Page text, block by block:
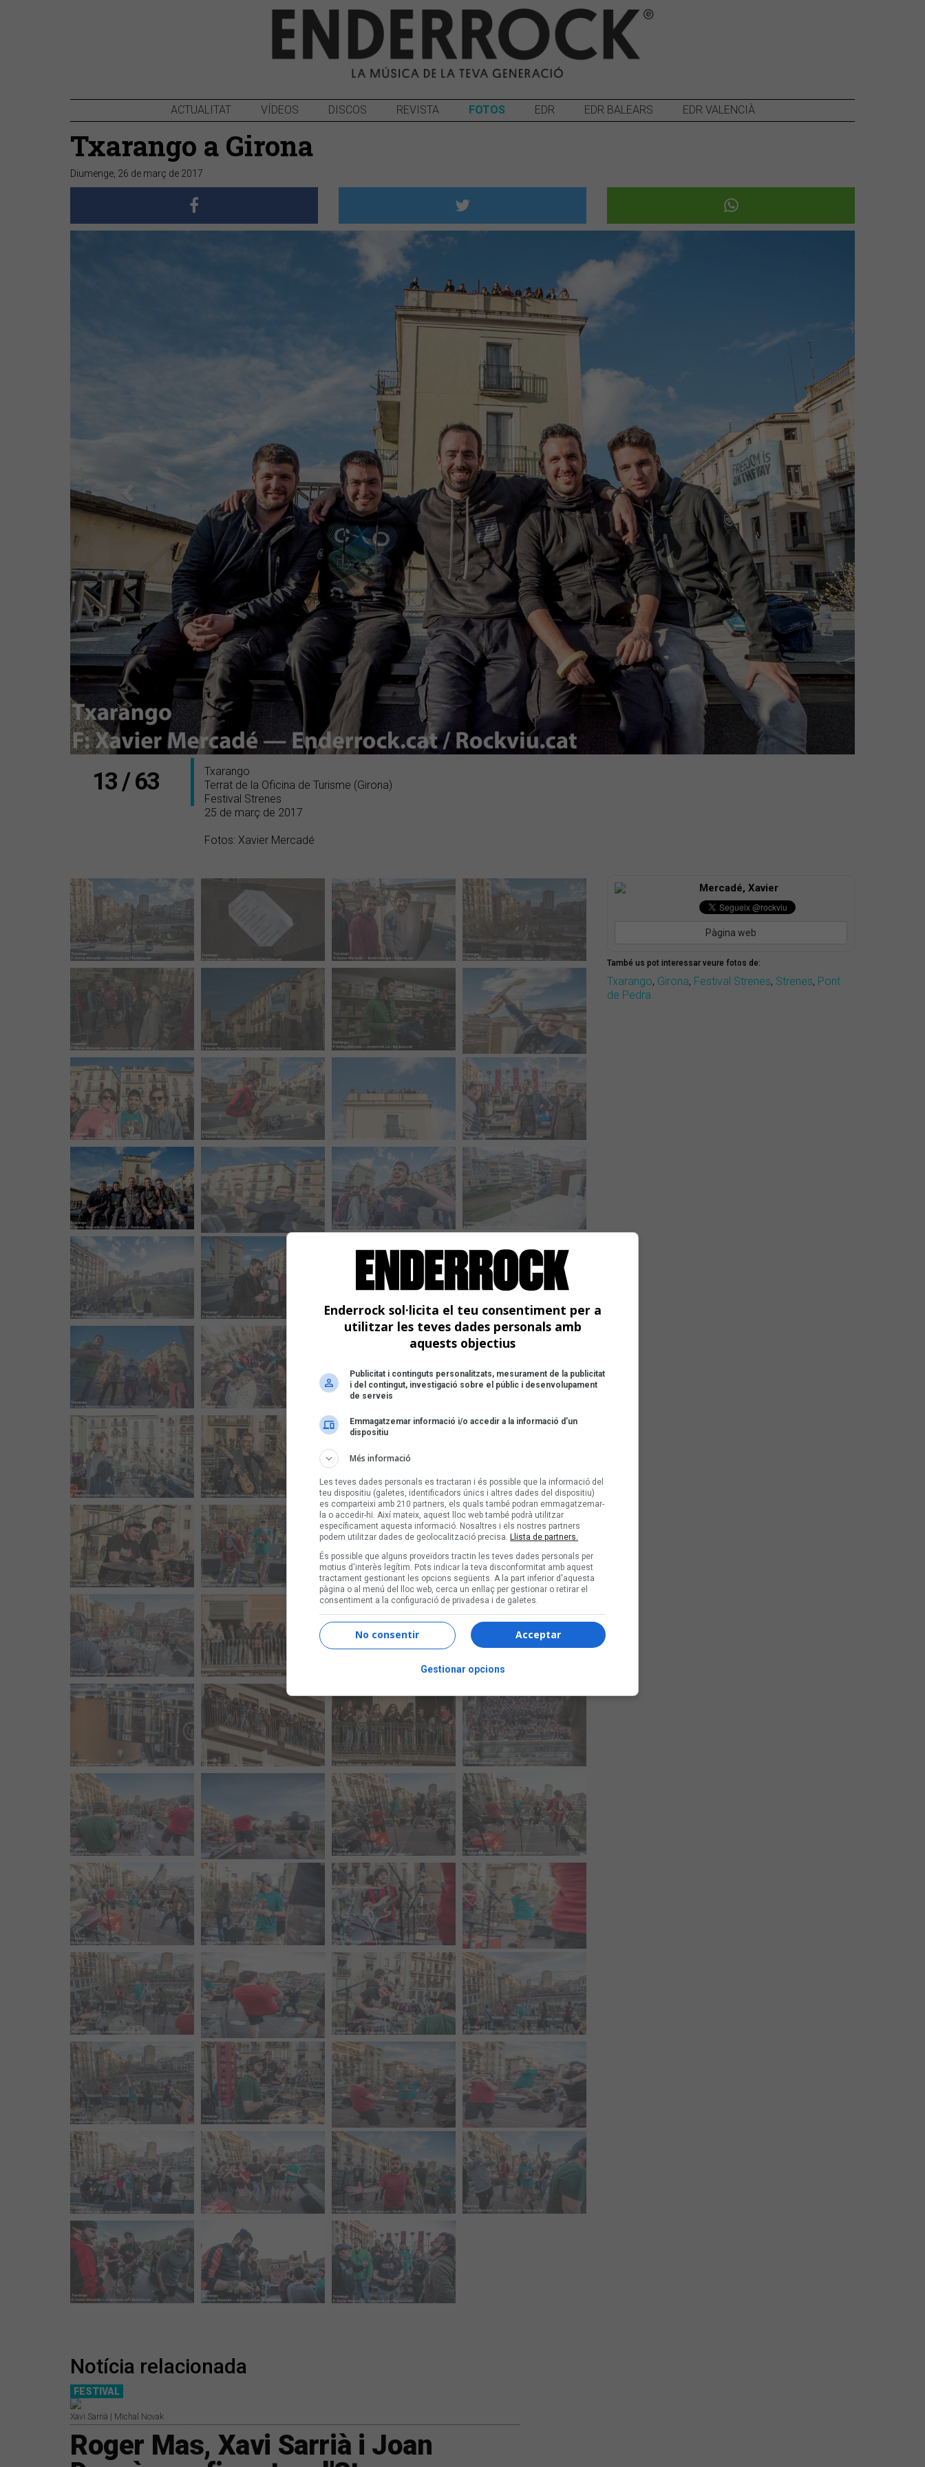
ACTUALITAT VÍDEOS DISCOS REVISTA FOTOS EDR EDR BALEARS EDR VALENCIÀ
Txarango a Girona
Diumenge, 26 de març de 2017
13 / 63
Txarango
Terrat de la Oficina de Turisme (Girona)
Festival Strenes
25 de març de 2017
Fotos: Xavier Mercadé
Mercadé, Xavier
Pàgina web
També us pot interessar veure fotos de:
Txarango, Girona, Festival Strenes, Strenes, Pont
de Pedra
Notícia relacionada
FESTIVAL
Xavi Sarrià | Michal Novak
Roger Mas, Xavi Sarrià i Joan
Enderrock sol·licita el teu consentiment per a
utilitzar les teves dades personals amb
aquests objectius
Publicitat i continguts personalitzats, mesurament de la publicitat
i del contingut, investigació sobre el públic i desenvolupament
de serveis
Emmagatzemar informació i/o accedir a la informació d’un
dispositiu
Més informació
Les teves dades personals es tractaran i és possible que la informació del
teu dispositiu (galetes, identificadors únics i altres dades del dispositiu)
es comparteixi amb 210 partners, els quals també podran emmagatzemar-
la o accedir-hi. Així mateix, aquest lloc web també podrà utilitzar
específicament aquesta informació. Nosaltres i els nostres partners
podem utilitzar dades de geolocalització precisa. Llista de partners.
És possible que alguns proveïdors tractin les teves dades personals per
motius d'interès legítim. Pots indicar la teva disconformitat amb aquest
tractament gestionant les opcions següents. A la part inferior d'aquesta
pàgina o al menú del lloc web, cerca un enllaç per gestionar o retirar el
consentiment a la configuració de privadesa i de galetes.
Acceptar
No consentir
Gestionar opcions